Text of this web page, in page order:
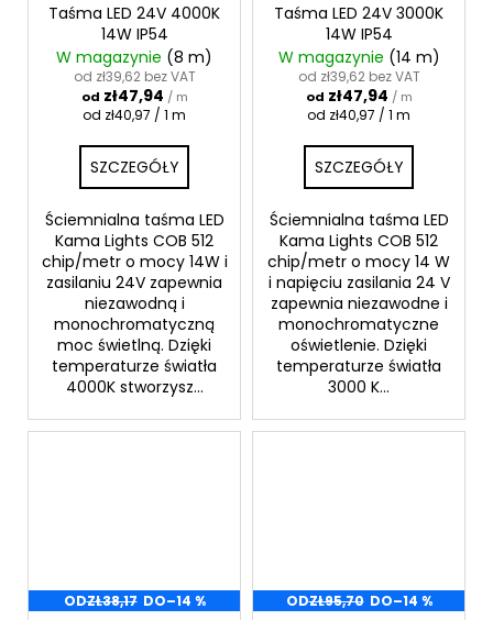
Taśma LED 24V 4000K
14W IP54
W magazynie (8 m)
od zł39,62 bez VAT
od zł47,94 / m
Cena
od zł40,97 / 1 m
SZCZEGÓŁY
Ściemnialna taśma LED
Kama Lights COB 512
chip/metr o mocy 14W i
zasilaniu 24V zapewnia
niezawodną i
monochromatyczną
moc świetlną. Dzięki
temperaturze światła
4000K stworzysz...
Taśma LED 24V 3000K
14W IP54
W magazynie (14 m)
od zł39,62 bez VAT
od zł47,94 / m
Cena
od zł40,97 / 1 m
SZCZEGÓŁY
Ściemnialna taśma LED
Kama Lights COB 512
chip/metr o mocy 14 W
i napięciu zasilania 24 V
zapewnia niezawodne i
monochromatyczne
oświetlenie. Dzięki
temperaturze światła
3000 K...
ODZŁ38,17 DO–14 % ODZŁ95,70 DO–14 %